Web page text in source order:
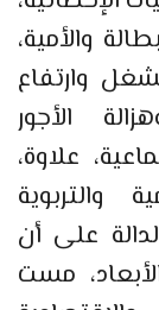
والأمية،
وارتفاع
الأجور
علاوة،
والتربوية
على أن
مست